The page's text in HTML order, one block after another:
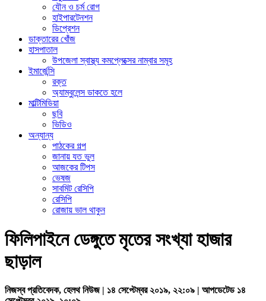
যৌন ও চর্ম রোগ
হাইপারটেনশন
ডিপ্রেশন
ডাক্তারের খোঁজ
হাসপাতাল
উপজেলা স্বাস্থ্য কমপ্লেক্সের নাম্বার সমূহ
ইমার্জেন্সি
রক্ত
অ্যাম্বুলেন্স ডাকতে হলে
মাল্টিমিডিয়া
ছবি
ভিডিও
অন্যান্য
পাঠকের গল্প
জানায় যত ভুল
আজকের টিপস
ভেষজ
সাবমিট রেসিপি
রেসিপি
রোজায় ভাল থাকুন
ফিলিপাইনে ডেঙ্গুতে মৃতের সংখ্যা হাজার
ছাড়াল
নিজস্ব প্রতিবেদক, হেলথ নিউজ | ১৪ সেপ্টেম্বর ২০১৯, ২২:০৯ | আপডেটেড ১৪